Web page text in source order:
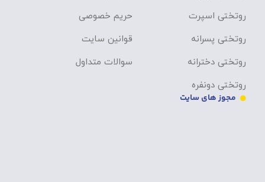
روتختی اسپرت
روتختی پسرانه
روتختی دخترانه
روتختی دونفره
حریم خصوصی
قوانین سایت
سوالات متداول
مجوز های سایت